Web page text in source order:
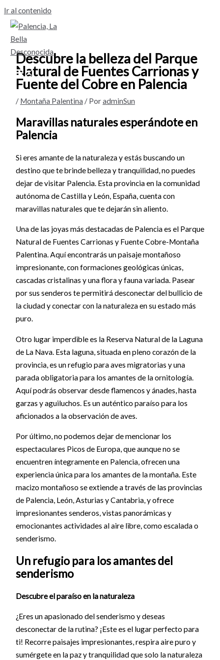
Ir al contenido
Descubre la belleza del Parque
Natural de Fuentes Carrionas y
Fuente del Cobre en Palencia
/ Montaña Palentina / PoradminSun
Maravillas naturales esperándote en
Palencia
Si eres amante de la naturaleza y estás buscando un
destino que te brinde belleza y tranquilidad, no puedes
dejar de visitar Palencia. Esta provincia en la comunidad
autónoma de Castilla y León, España, cuenta con
maravillas naturales que te dejarán sin aliento.
Una de las joyas más destacadas de Palencia es el Parque
Natural de Fuentes Carrionas y Fuente Cobre-Montaña
Palentina. Aquí encontrarás un paisaje montañoso
impresionante, con formaciones geológicas únicas,
cascadas cristalinas y una flora y fauna variada. Pasear
por sus senderos te permitirá desconectar del bullicio de
la ciudad y conectar con la naturaleza en su estado más
puro.
Otro lugar imperdible es la Reserva Natural de la Laguna
de La Nava. Esta laguna, situada en pleno corazón de la
provincia, es un refugio para aves migratorias y una
parada obligatoria para los amantes de la ornitología.
Aquí podrás observar desde flamencos y ánades, hasta
garzas y aguiluchos. Es un auténtico paraíso para los
aficionados a la observación de aves.
Por último, no podemos dejar de mencionar los
espectaculares Picos de Europa, que aunque no se
encuentren íntegramente en Palencia, ofrecen una
experiencia única para los amantes de la montaña. Este
macizo montañoso se extiende a través de las provincias
de Palencia, León, Asturias y Cantabria, y ofrece
impresionantes senderos, vistas panorámicas y
emocionantes actividades al aire libre, como escalada o
senderismo.
Un refugio para los amantes del
senderismo
Descubre el paraíso en la naturaleza
¿Eres un apasionado del senderismo y deseas
desconectar de la rutina? ¡Este es el lugar perfecto para
ti! Recorre paisajes impresionantes, respira aire puro y
sumérgete en la paz y tranquilidad que solo la naturaleza